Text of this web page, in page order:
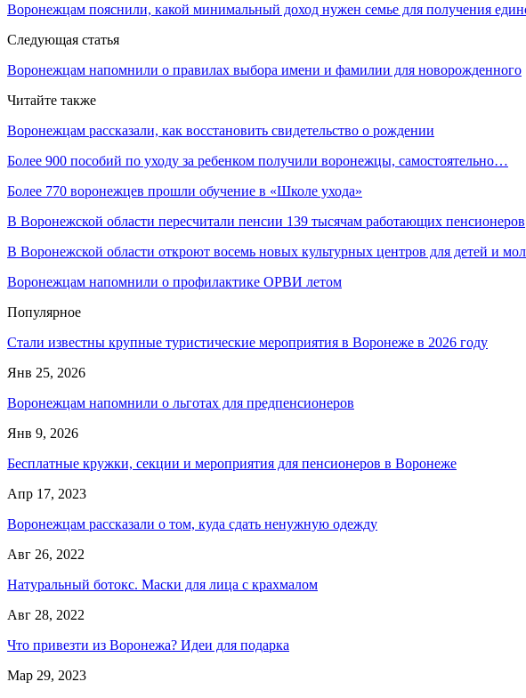
Воронежцам пояснили, какой минимальный доход нужен семье для получения
Следующая статья
Воронежцам напомнили о правилах выбора имени и фамилии для новорожденного
Читайте также
Воронежцам рассказали, как восстановить свидетельство о рождении
Более 900 пособий по уходу за ребенком получили воронежцы, самостоятельно…
Более 770 воронежцев прошли обучение в «Школе ухода»
В Воронежской области пересчитали пенсии 139 тысячам работающих пенсионеров
В Воронежской области откроют восемь новых культурных центров для детей и
Воронежцам напомнили о профилактике ОРВИ летом
Популярное
Стали известны крупные туристические мероприятия в Воронеже в 2026 году
Янв 25, 2026
Воронежцам напомнили о льготах для предпенсионеров
Янв 9, 2026
Бесплатные кружки, секции и мероприятия для пенсионеров в Воронеже
Апр 17, 2023
Воронежцам рассказали о том, куда сдать ненужную одежду
Авг 26, 2022
Натуральный ботокс. Маски для лица с крахмалом
Авг 28, 2022
Что привезти из Воронежа? Идеи для подарка
Мар 29, 2023